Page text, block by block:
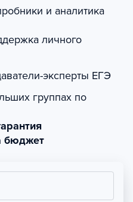
и аналитика
личного
эксперты ЕГЭ
группах по
бюджет